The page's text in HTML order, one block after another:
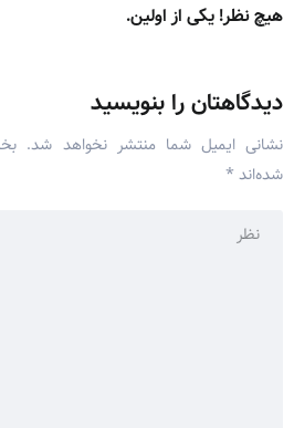
هیچ نظر! یکی از اولین.
دیدگاهتان را بنویسید
نشانی ایمیل شما منتشر نخواهد شد.
شده‌اند *